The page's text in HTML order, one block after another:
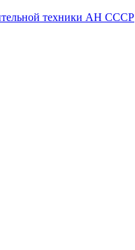
техники АН СССР